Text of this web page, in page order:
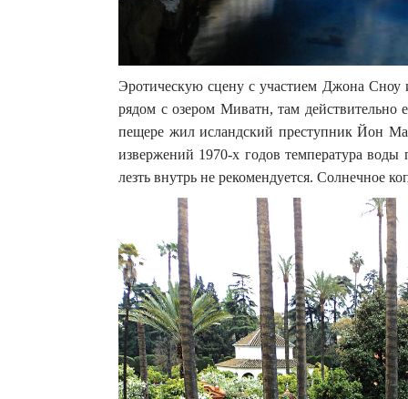
Эротическую сцену с участием Джона
рядом с озером Миватн, там
пещере жил исландский преступник Йон
извержений 1970-х годов температура воды
лезть внутрь не рекомендуется. Солнечное